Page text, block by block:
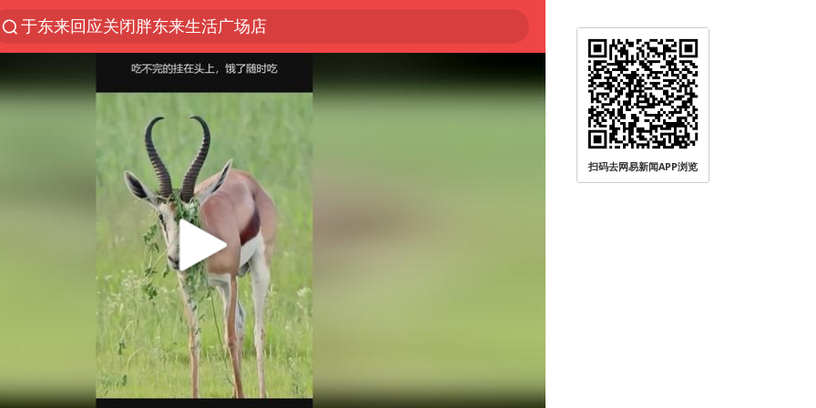
于东来回应关闭胖东来生活广场店
上半年我国经营主体结构持续优化
杭州机场已取消航班388架次
《披荆斩棘2026》阵容官宣
白海豚北上或致京津冀暴雨
中国第1高楼阻尼器摆动明显
上海有出现龙卷潜势
国足U17与阿森纳决赛取消 并列冠军
2025年小学教师减少13.19万
王艺迪2-4不敌张本美和止步4强
上门女婿出轨女邻居多年被判重婚罪
扫码去网易新闻APP浏览